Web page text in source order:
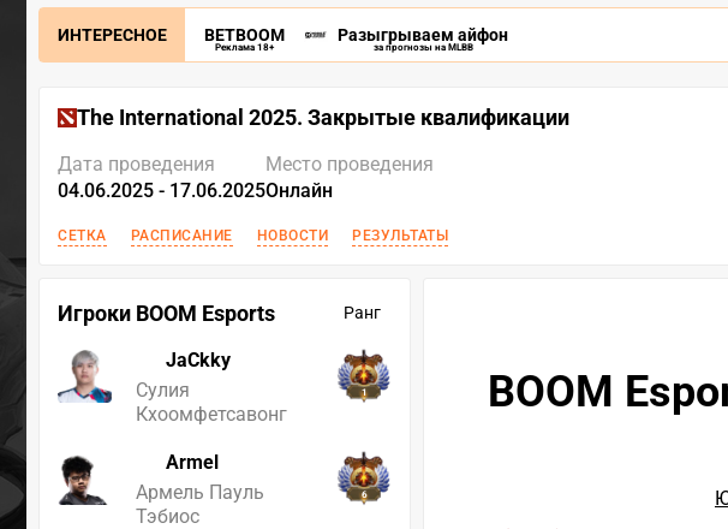
ИНТЕРЕСНОЕ BETBOOM
Реклама 18+
Разыгрываем айфон
за прогнозы на MLBB
The International 2025. Закрытые квалификации
Дата проведения
04.06.2025 - 17.06.2025
Место проведения
Онлайн
СЕТКА РАСПИСАНИЕ НОВОСТИ РЕЗУЛЬТАТЫ
Игроки BOOM Esports Ранг
JaCkky
Сулия
Кхоомфетсавонг
1
Armel
Армель Пауль
Тэбиос
6
BOOM